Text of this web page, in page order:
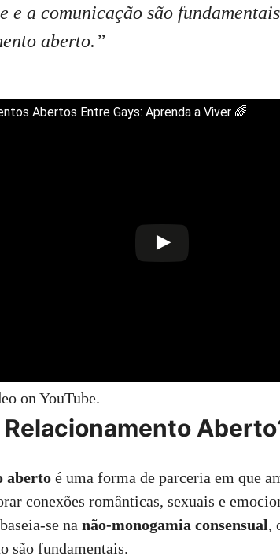
e a comunicação são
aberto.”
Abertos Entre Gays: Aprenda a Viver 🌈
on YouTube.
Relacionamento
aberto é uma forma de parceria em que
conexões românticas, sexuais e
se na não-monogamia consensual,
são fundamentais.